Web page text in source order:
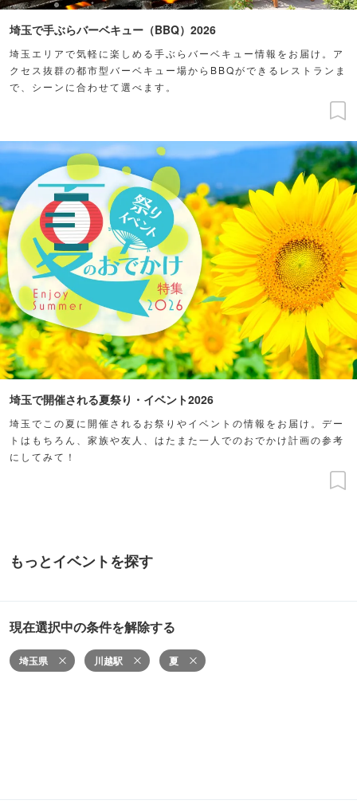
埼玉で手ぶらバーベキュー（BBQ）2026
埼玉エリアで気軽に楽しめる手ぶらバーベキュー情報をお届け。ア
クセス抜群の都市型バーベキュー場からBBQができるレストランま
で、シーンに合わせて選べます。
埼玉で開催される夏祭り・イベント2026
埼玉でこの夏に開催されるお祭りやイベントの情報をお届け。デー
トはもちろん、家族や友人、はたまた一人でのおでかけ計画の参考
にしてみて！
もっとイベントを探す
現在選択中の条件を解除する
埼玉県 川越駅 夏